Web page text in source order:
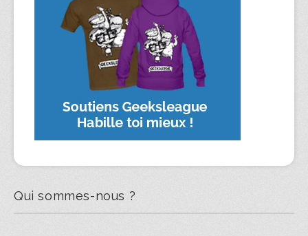
Qui sommes-nous ?